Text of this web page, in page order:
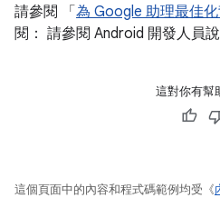
請參閱 「為 Google 助理最佳
閱： 請參閱 Android 開發人員
這對你有幫
這個頁面中的內容和程式碼範例均受《